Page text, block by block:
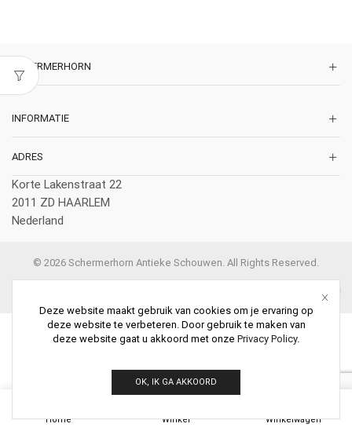
SCHERMERHORN
INFORMATIE
ADRES
Korte Lakenstraat 22
2011 ZD HAARLEM
Nederland
© 2026 Schermerhorn Antieke Schouwen. All Rights Reserved.
Home Winkel Winkelwagen
Deze website maakt gebruik van cookies om je ervaring op
deze website te verbeteren. Door gebruik te maken van
deze website gaat u akkoord met onze Privacy Policy.
OK, IK GA AKKOORD